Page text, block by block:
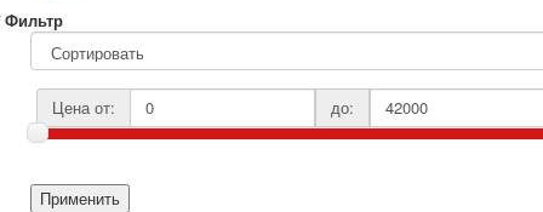
Фильтр
Цена от: до:
Применить